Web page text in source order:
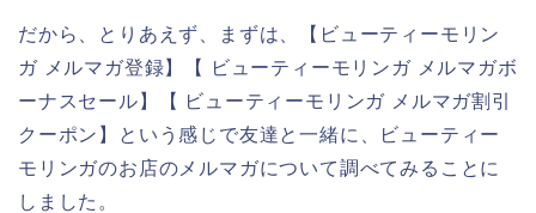
だから、とりあえず、まずは、【ビューティーモリン
ガ メルマガ登録】【 ビューティーモリンガ メルマガボ
ーナスセール】【 ビューティーモリンガ メルマガ割引
クーポン】という感じで友達と一緒に、ビューティー
モリンガのお店のメルマガについて調べてみることに
しました。